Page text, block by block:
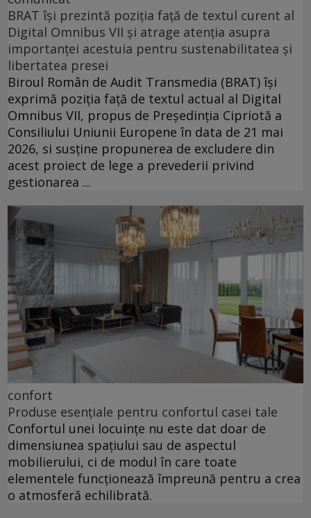
BRAT își prezintă poziția față de textul curent al
Digital Omnibus VII și atrage atenția asupra
importanței acestuia pentru sustenabilitatea și
libertatea presei
Biroul Român de Audit Transmedia (BRAT) își
exprimă poziția față de textul actual al Digital
Omnibus VII, propus de Președinția Cipriotă a
Consiliului Uniunii Europene în data de 21 mai
2026, si susține propunerea de excludere din
acest proiect de lege a prevederii privind
gestionarea ...
confort
Produse esențiale pentru confortul casei tale
Confortul unei locuințe nu este dat doar de
dimensiunea spațiului sau de aspectul
mobilierului, ci de modul în care toate
elementele funcționează împreună pentru a crea
o atmosferă echilibrată.